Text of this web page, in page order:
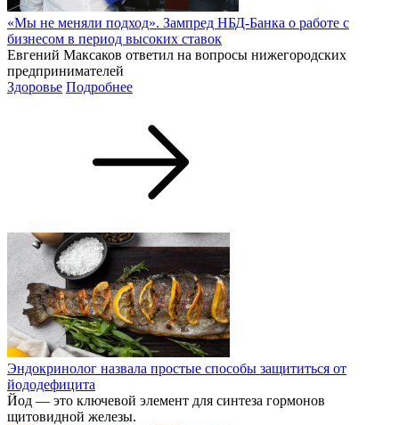
«Мы не меняли подход». Зампред НБД-Банка о работе с
бизнесом в период высоких ставок
Евгений Максаков ответил на вопросы нижегородских
предпринимателей
Здоровье Подробнее
Эндокринолог назвала простые способы защититься от
йододефицита
Йод — это ключевой элемент для синтеза гормонов
щитовидной железы.